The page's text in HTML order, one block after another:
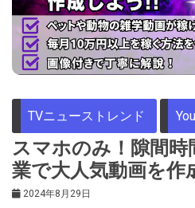
TVニューストレンド
スマホのみ！隙間時
業で大人気動画を作
2024年8月29日